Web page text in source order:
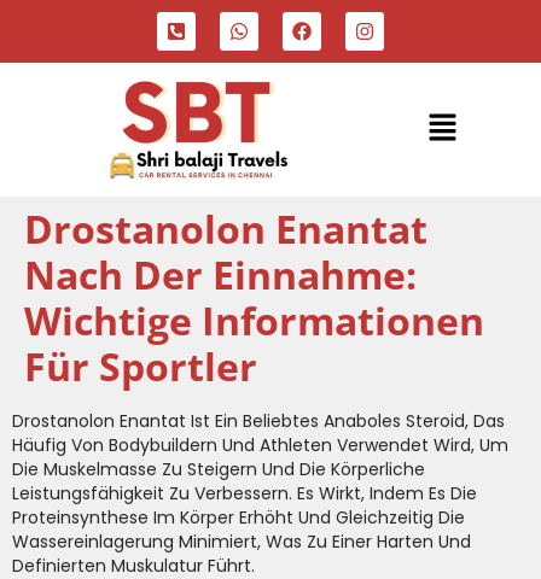
Drostanolon Enantat
Nach Der Einnahme:
Wichtige Informationen
Für Sportler
Drostanolon Enantat Ist Ein Beliebtes Anaboles Steroid, Das
Häufig Von Bodybuildern Und Athleten Verwendet Wird, Um
Die Muskelmasse Zu Steigern Und Die Körperliche
Leistungsfähigkeit Zu Verbessern. Es Wirkt, Indem Es Die
Proteinsynthese Im Körper Erhöht Und Gleichzeitig Die
Wassereinlagerung Minimiert, Was Zu Einer Harten Und
Definierten Muskulatur Führt.